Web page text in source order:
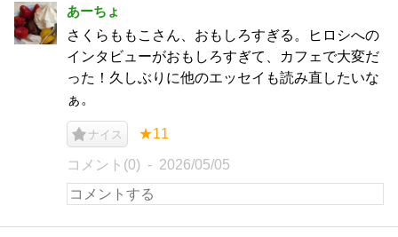
あーちょ
さくらももこさん、おもしろすぎる。ヒロシへの
インタビューがおもしろすぎて、カフェで大変だ
った！久しぶりに他のエッセイも読み直したいな
ぁ。
ナイス ★11
コメント(0) 2026/05/05